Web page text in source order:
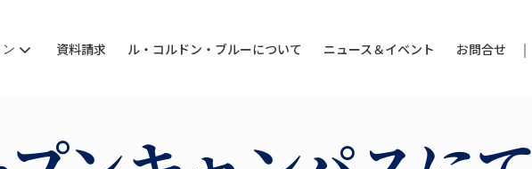
資料請求 ル・コルドン・ブルーについて ニュース＆イベント お問合せ